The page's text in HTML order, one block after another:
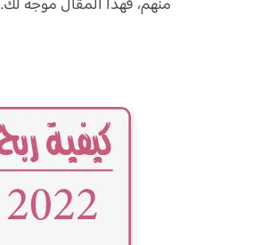
منهم، فهذا المقال موجه لك.